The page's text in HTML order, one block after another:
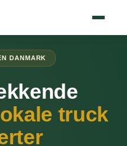
DANMARK
lokale truck